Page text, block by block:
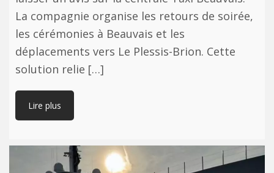
La compagnie organise les retours de soirée,
les cérémonies à Beauvais et les
déplacements vers Le Plessis-Brion. Cette
solution relie […]
Lire plus